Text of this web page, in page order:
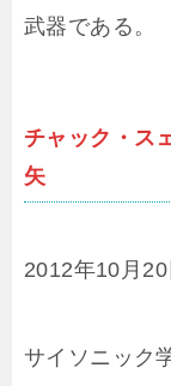
武器である。
チャック・
矢
2012年10月20
サイソニック